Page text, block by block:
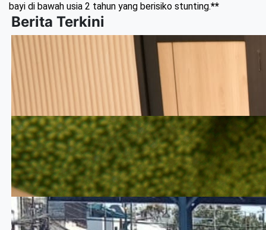
bayi di bawah usia 2 tahun yang berisiko stunting.**
Berita Terkini